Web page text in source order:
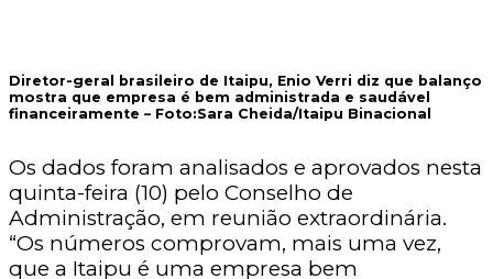
Diretor-geral brasileiro de Itaipu, Enio Verri diz que balanço
mostra que empresa é bem administrada e saudável
financeiramente – Foto:Sara Cheida/Itaipu Binacional
Os dados foram analisados e aprovados nesta
quinta-feira (10) pelo Conselho de
Administração, em reunião extraordinária.
“Os números comprovam, mais uma vez,
que a Itaipu é uma empresa bem